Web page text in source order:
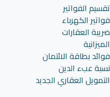
تقسيم الفواتير
فواتير الكهرباء
ضريبة العقارات
الميزانية
فوائد بطاقة الائتمان
نسبة عبء الدين
التمويل العقاري الجديد